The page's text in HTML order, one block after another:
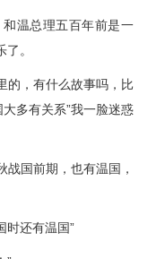
温总理五百年前是一
。
，有什么故事吗，比
多有关系”我一脸迷惑
国前期，也有温国，
还有温国”